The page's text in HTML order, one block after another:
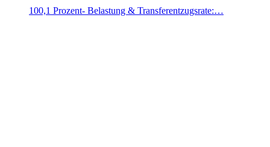
100,1 Prozent- Belastung & Transferentzugsrate:…